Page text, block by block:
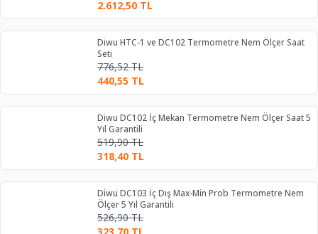
2.612,50 TL
Diwu HTC-1 ve DC102 Termometre Nem Ölçer Saat
Seti
776,52TL
440,55 TL
Diwu DC102 İç Mekan Termometre Nem Ölçer Saat 5
Yıl Garantili
519,90TL
318,40 TL
Diwu DC103 İç Dış Max-Min Prob Termometre Nem
Ölçer 5 Yıl Garantili
526,90TL